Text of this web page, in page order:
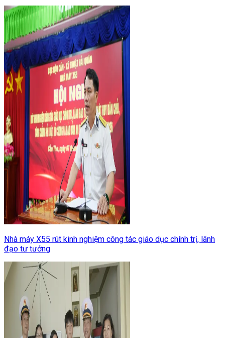
Nhà máy X55 rút kinh nghiệm công tác giáo dục chính trị, lãnh
đạo tư tưởng